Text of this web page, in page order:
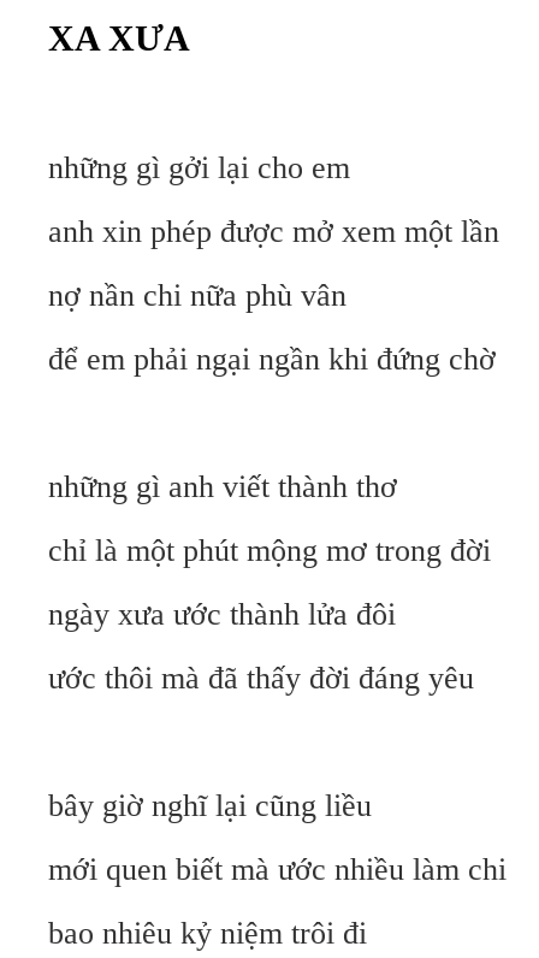
XA XƯA
những gì gởi lại cho em
anh xin phép được mở xem một lần
nợ nần chi nữa phù vân
để em phải ngại ngần khi đứng chờ
những gì anh viết thành thơ
chỉ là một phút mộng mơ trong đời
ngày xưa ước thành lửa đôi
ước thôi mà đã thấy đời đáng yêu
bây giờ nghĩ lại cũng liều
mới quen biết mà ước nhiều làm chi
bao nhiêu kỷ niệm trôi đi